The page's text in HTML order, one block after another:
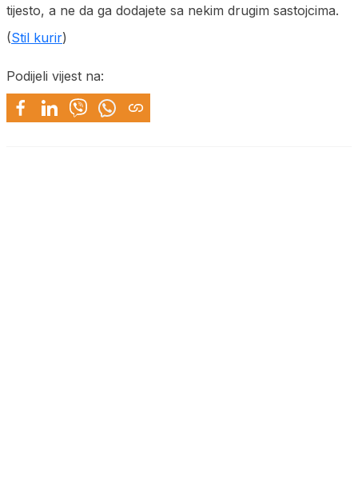
tijesto, a ne da ga dodajete sa nekim drugim sastojcima.
(Stil kurir)
Podijeli vijest na: